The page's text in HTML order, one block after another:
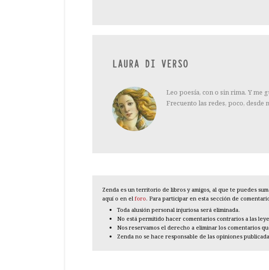
LAURA DI VERSO
Leo poesía, con o sin rima. Y me
Frecuento las redes, poco, desde
Zenda es un territorio de libros y amigos, al que te puedes
aquí o en el foro. Para participar en esta sección de
Toda alusión personal injuriosa será eliminada.
No está permitido hacer comentarios contrarios a las
Nos reservamos el derecho a eliminar los comentarios
Zenda no se hace responsable de las opiniones